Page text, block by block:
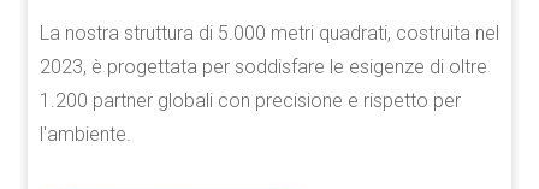
La nostra struttura di 5.000 metri quadrati, costruita nel
2023, è progettata per soddisfare le esigenze di oltre
1.200 partner globali con precisione e rispetto per
l'ambiente.